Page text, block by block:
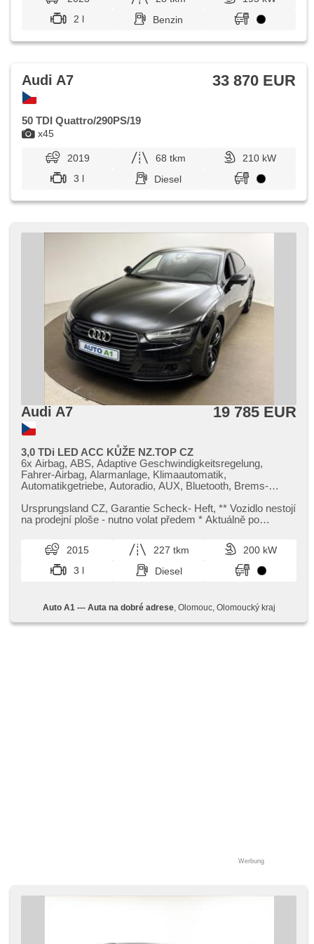
2 l
Benzin
x45
Audi A7 33 870 EUR
50 TDI Quattro/290PS/19
2019 68 tkm
210 kW
3 l
Diesel
Audi A7 19 785 EUR
3,0 TDi LED ACC KŮŽE NZ.TOP CZ
6x Airbag, ABS, Adaptive Geschwindigkeitsregelung,
Fahrer-Airbag, Alarmanlage, Klimaautomatik,
Automatikgetriebe, Autoradio, AUX, Bluetooth, Brems-
Zentralverriegelung, 4-Zonen Klimaanlage, täglich Leuchten,
Holzverkleidung, El. Seitenscheiben, El. Klappspiegel, El.
brzda, Uhr Spur, Blind Spot Anzeige, Wegfahrsperre, isofix,
Klimaanlage, Klimaablage, Ledersitze, LED denní svícení,
Alufelgen, Nebelscheinwerfer, Lenkrad einstellbar,
Standheizung, Bordcomputer, Speicherkarte, Fahrkamera,
Vorderlichter LED, Navigation, Abnutzungssensor des
Bremsbelages, Scheibenwischersensor, Lichtsensor,
Ursprungsland CZ,​ Garantie Scheck​- Heft,​ ​*​* Vozidlo nestojí
na prodejní ploše ​- nutno volat předem ​* Aktuálně po
2015 227 tkm
200 kW
3 l
Diesel
Auto A1 --- Auta na dobré adrese, Olomouc, Olomoucký kraj
Werbung